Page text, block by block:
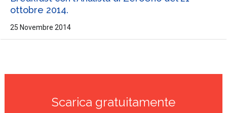
ottobre 2014.
25 Novembre 2014
Scarica gratuitamente